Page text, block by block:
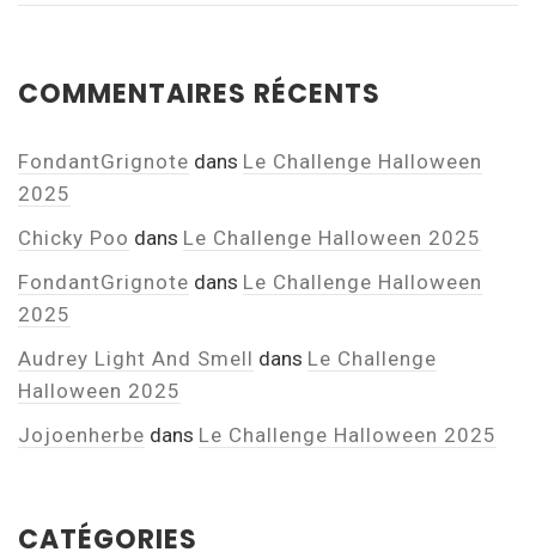
COMMENTAIRES RÉCENTS
FondantGrignote dans Le Challenge Halloween
2025
Chicky Poo dans Le Challenge Halloween 2025
FondantGrignote dans Le Challenge Halloween
2025
Audrey Light And Smell dans Le Challenge
Halloween 2025
Jojoenherbe dans Le Challenge Halloween 2025
CATÉGORIES